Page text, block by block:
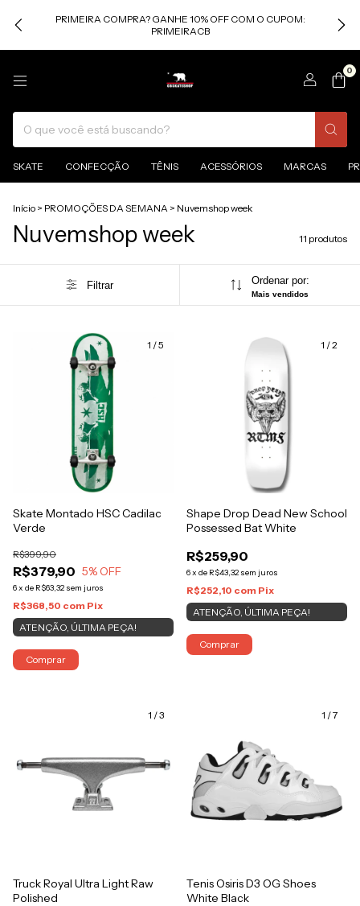
PRIMEIRA COMPRA? GANHE 10% OFF COM O CUPOM:
PRIMEIRACB
0
SKATE CONFECÇÃO TÊNIS ACESSÓRIOS MARCAS
Início > PROMOÇÕES DA SEMANA > Nuvemshop week
Nuvemshop week 11 produtos
Filtrar Ordenar por:
Mais vendidos
1 /5
Skate Montado HSC Cadilac
Verde
R$379,90
R$399,90
5% OFF
6x de R$63,32 sem juros
R$368,50 com Pix
ATENÇÃO, ÚLTIMA PEÇA!
Comprar
1 /2
Shape Drop Dead New School
Possessed Bat White
R$259,90
6x de R$43,32 sem juros
R$252,10 com Pix
ATENÇÃO, ÚLTIMA PEÇA!
Comprar
1 /3
Truck Royal Ultra Light Raw
Polished
1 /7
Tenis Osiris D3 OG Shoes
White Black